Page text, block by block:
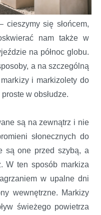
cieszymy się słońcem,
nam także w
na północ globu.
a na szczególną
i markizolety do
w obsłudze.
są na zewnątrz i nie
słonecznych do
są one przed szybą, a
W ten sposób markiza
w upalne dni
wewnętrzne. Markizy
świeżego powietrza